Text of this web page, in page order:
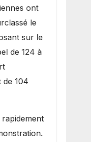
ont
le
sur le
de 124 à
de 104